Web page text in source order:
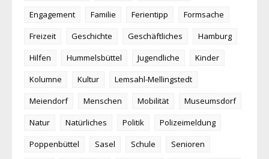
Engagement
Familie Ferientipp
Formsache
Freizeit
Geschichte Geschäftliches
Hamburg
Hilfen
Hummelsbüttel Jugendliche
Kinder
Kolumne
Kultur
Lemsahl-Mellingstedt
Meiendorf
Menschen Mobilität
Museumsdorf
Natur
Natürliches Politik
Polizeimeldung
Poppenbüttel
Sasel Schule
Senioren